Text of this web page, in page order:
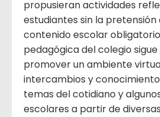
propusieran actividades
estudiantes sin la
contenido escolar
pedagógica del colegio
promover un ambiente
intercambios y
temas del cotidiano y
escolares a partir de